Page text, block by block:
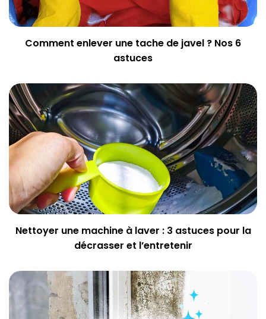
Comment enlever une tache de javel ? Nos 6
astuces
Nettoyer une machine à laver : 3 astuces pour la
décrasser et l’entretenir